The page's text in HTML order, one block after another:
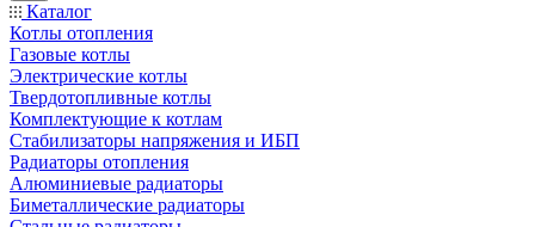
Каталог
Котлы отопления
Газовые котлы
Электрические котлы
Твердотопливные котлы
Комплектующие к котлам
Стабилизаторы напряжения и ИБП
Радиаторы отопления
Алюминиевые радиаторы
Биметаллические радиаторы